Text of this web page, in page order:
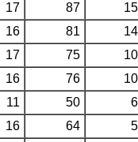
17 87
16 81
17 75
16 76
11 50
16 64